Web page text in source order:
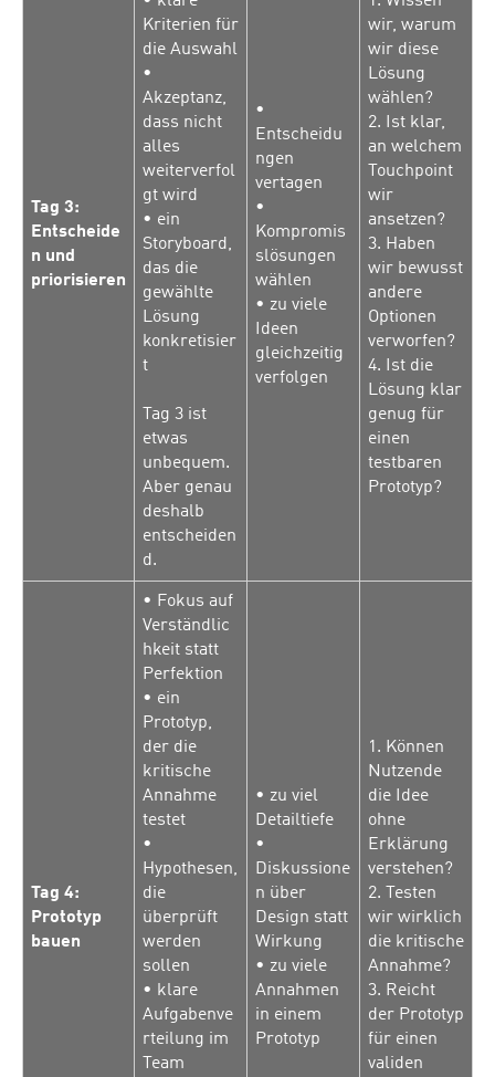
Tag 3:
Entscheide
n und
priorisieren
Kriterien für
die Auswahl
•
Akzeptanz,
dass nicht
alles
weiterverfol
gt wird
• ein
Storyboard,
das die
gewählte
Lösung
konkretisier
t
Tag 3 ist
etwas
unbequem.
Aber genau
deshalb
entscheiden
d.
•
Entscheidu
ngen
vertagen
•
Kompromis
slösungen
wählen
• zu viele
Ideen
gleichzeitig
verfolgen
wir, warum
wir diese
Lösung
wählen?
2. Ist klar,
an welchem
Touchpoint
wir
ansetzen?
3. Haben
wir bewusst
andere
Optionen
verworfen?
4. Ist die
Lösung klar
genug für
einen
testbaren
Prototyp?
Tag 4:
Prototyp
bauen
• Fokus auf
Verständlic
hkeit statt
Perfektion
• ein
Prototyp,
der die
kritische
Annahme
testet
•
Hypothesen,
die
überprüft
werden
sollen
• klare
Aufgabenve
rteilung im
Team
• zu viel
Detailtiefe
•
Diskussione
n über
Design statt
Wirkung
• zu viele
Annahmen
in einem
Prototyp
1. Können
Nutzende
die Idee
ohne
Erklärung
verstehen?
2. Testen
wir wirklich
die kritische
Annahme?
3. Reicht
der Prototyp
für einen
validen